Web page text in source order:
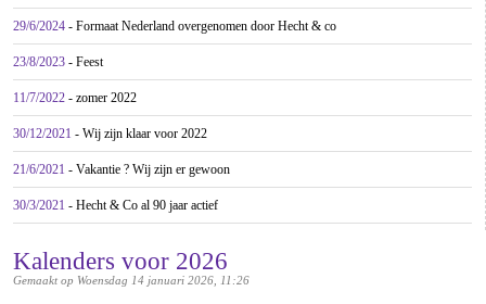
29/6/2024 - Formaat Nederland overgenomen door Hecht & co
23/8/2023 - Feest
11/7/2022 - zomer 2022
30/12/2021 - Wij zijn klaar voor 2022
21/6/2021 - Vakantie ? Wij zijn er gewoon
30/3/2021 - Hecht & Co al 90 jaar actief
Kalenders voor 2026
Gemaakt op Woensdag 14 januari 2026, 11:26